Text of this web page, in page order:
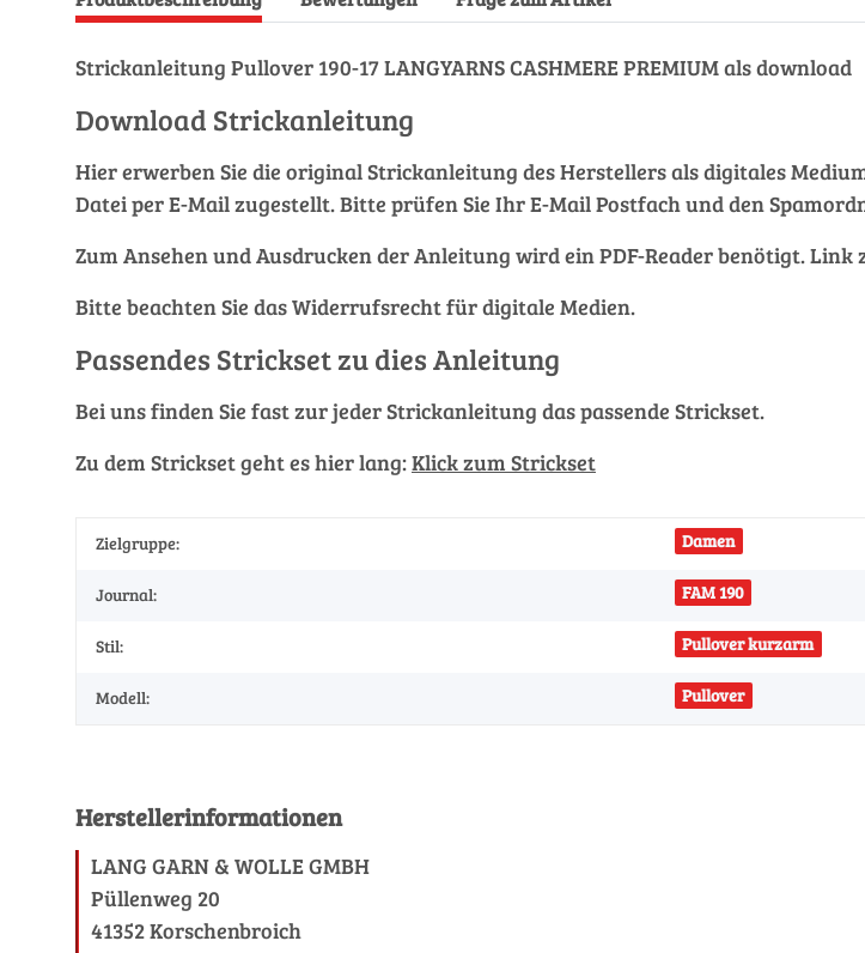
Strickanleitung Pullover 190-17 LANGYARNS CASHMERE PREMIUM als download
Download Strickanleitung
Hier erwerben Sie die original Strickanleitung des Herstellers als digitales
Datei per E-Mail zugestellt. Bitte prüfen Sie Ihr E-Mail Postfach und den
Zum Ansehen und Ausdrucken der Anleitung wird ein PDF-Reader benötigt. Link
Bitte beachten Sie das Widerrufsrecht für digitale Medien.
Passendes Strickset zu dies Anleitung
Bei uns finden Sie fast zur jeder Strickanleitung das passende Strickset.
Zu dem Strickset geht es hier lang:Klick zum Strickset
Zielgruppe: Damen
Journal: FAM 190
Stil: Pullover kurzarm
Modell: Pullover
Herstellerinformationen
LANG GARN & WOLLE GMBH
Püllenweg 20
41352 Korschenbroich